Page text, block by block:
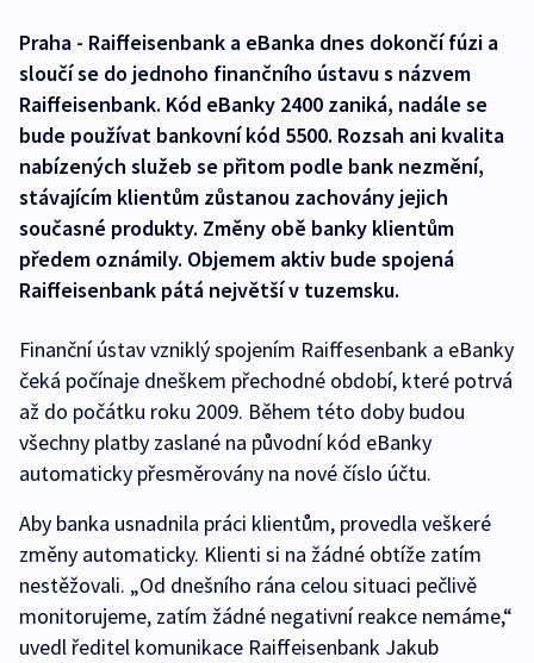
Praha - Raiffeisenbank a eBanka dnes dokončí fúzi a
sloučí se do jednoho finančního ústavu s názvem
Raiffeisenbank. Kód eBanky 2400 zaniká, nadále se
bude používat bankovní kód 5500. Rozsah ani kvalita
nabízených služeb se přitom podle bank nezmění,
stávajícím klientům zůstanou zachovány jejich
současné produkty. Změny obě banky klientům
předem oznámily. Objemem aktiv bude spojená
Raiffeisenbank pátá největší v tuzemsku.
Finanční ústav vzniklý spojením Raiffesenbank a eBanky
čeká počínaje dneškem přechodné období, které potrvá
až do počátku roku 2009. Během této doby budou
všechny platby zaslané na původní kód eBanky
automaticky přesměrovány na nové číslo účtu.
Aby banka usnadnila práci klientům, provedla veškeré
změny automaticky. Klienti si na žádné obtíže zatím
nestěžovali. „Od dnešního rána celou situaci pečlivě
monitorujeme, zatím žádné negativní reakce nemáme,“
uvedl ředitel komunikace Raiffeisenbank Jakub